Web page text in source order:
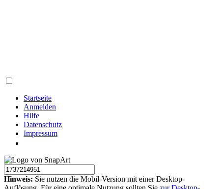
Startseite
Anmelden
Hilfe
Datenschutz
Impressum
Hinweis: Sie nutzen die Mobil-Version mit einer Desktop-